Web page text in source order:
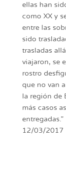
ellas han
como XX y
entre las
sido
trasladas
viajaron, se
rostro
que no van
la región de
más casos
12/03/2017